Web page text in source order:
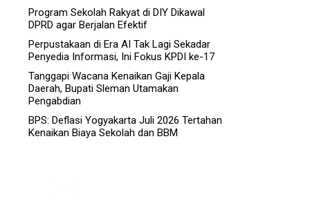
Program Sekolah Rakyat di DIY Dikawal
DPRD agar Berjalan Efektif
Perpustakaan di Era AI Tak Lagi Sekadar
Penyedia Informasi, Ini Fokus KPDI ke-17
Tanggapi Wacana Kenaikan Gaji Kepala
Daerah, Bupati Sleman Utamakan
Pengabdian
BPS: Deflasi Yogyakarta Juli 2026 Tertahan
Kenaikan Biaya Sekolah dan BBM